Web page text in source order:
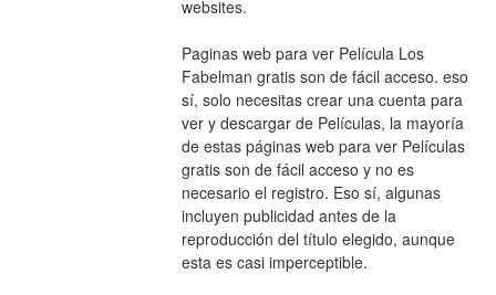
websites.
Paginas web para ver Película Los
Fabelman gratis son de fácil acceso. eso
sí, solo necesitas crear una cuenta para
ver y descargar de Películas, la mayoría
de estas páginas web para ver Películas
gratis son de fácil acceso y no es
necesario el registro. Eso sí, algunas
incluyen publicidad antes de la
reproducción del título elegido, aunque
esta es casi imperceptible.